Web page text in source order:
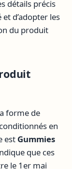
détails précis
d’adopter les
du produit
forme de
en
est Gummies
que ces
le 1er mai